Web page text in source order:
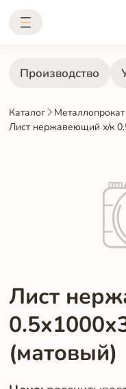
Производство
Каталог Металлопрокат
Лист нержавеющий х/к
Лист
(матовый)